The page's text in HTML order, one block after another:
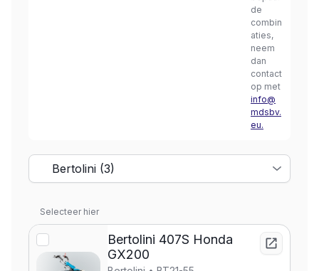
de
combin
aties,
neem
dan
contact
op met
info@
mdsbv.
eu.
Selecteer hier
Bertolini 407S Honda
GX200